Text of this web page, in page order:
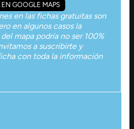
EN GOOGLE MAPS
en las fichas gratuitas son
en algunos casos la
mapa podría no ser 100%
a suscribirte y
con toda la información